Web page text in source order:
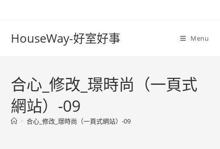
HouseWay-好室好事 Menu
合心_修改_璟時尚（一頁式
網站）-09
> 合心_修改_璟時尚（一頁式網站）-09